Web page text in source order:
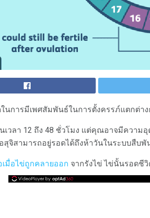
นการมีเพศสัมพันธ์ในการตั้งครรภ์แตกต่า
เวลา 12 ถึง 48 ชั่วโมง แต่คุณอาจมีควา
สุจิสามารถอยู่รอดได้ถึงห้าวันในระบบสืบ
มื่อไข่ถูกคลายออก จากรังไข่ ไข่นั้นรอดชี